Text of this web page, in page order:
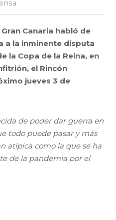
Canaria habló de
a la inminente disputa
la Copa de la Reina, en
el Rincón
jueves 3 de
de poder dar guerra en
todo puede pasar y más
atípica como la que se ha
de la pandemia por el